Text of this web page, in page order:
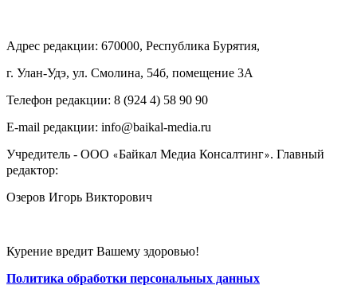
Адрес редакции: 670000, Республика Бурятия,
г. Улан-Удэ, ул. Смолина, 54б, помещение 3А
Телефон редакции: ‎‎8 (924 4) 58 90 90
E-mail редакции: info@baikal-media.ru
Учредитель - ООО «Байкал Медиа Консалтинг». Главный
редактор:
Озеров Игорь Викторович
Курение вредит Вашему здоровью!
Политика обработки персональных данных